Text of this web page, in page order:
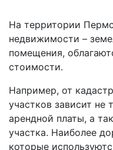
На территории
недвижимости –
помещения,
стоимости.
Например, от
участков зависит не
арендной платы, а
участка. Наиболее
которые